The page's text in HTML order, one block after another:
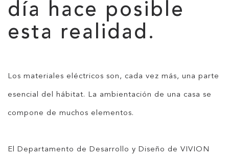
día hace posible
esta realidad.
Los materiales eléctricos son, cada vez más, una parte
esencial del hábitat. La ambientación de una casa se
compone de muchos elementos.
El Departamento de Desarrollo y Diseño de VIVION